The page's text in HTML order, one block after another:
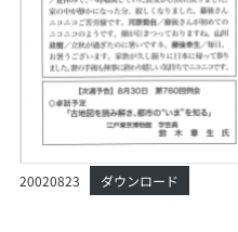
20020823 ダウンロード